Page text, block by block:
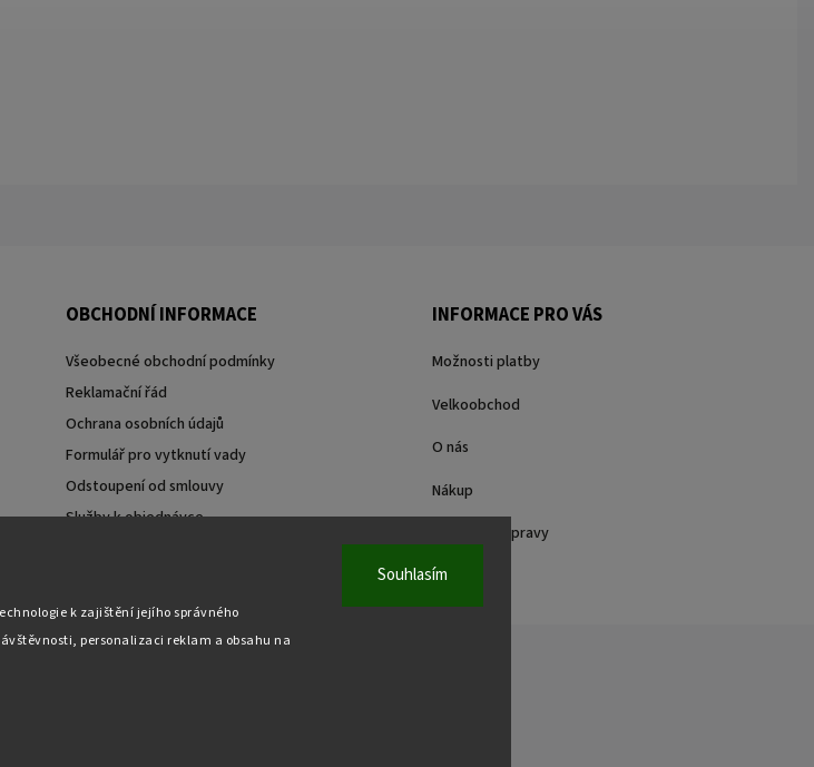
k zajištění jejího správného
personalizaci reklam a obsahu na
Souhlasím
OBCHODNÍ INFORMACE
Všeobecné obchodní podmínky
Reklamační řád
Ochrana osobních údajů
Formulář pro vytknutí vady
Odstoupení od smlouvy
Služby k objednávce
INFORMACE PRO VÁS
Možnosti platby
Velkoobchod
O nás
Nákup
Způsoby dopravy